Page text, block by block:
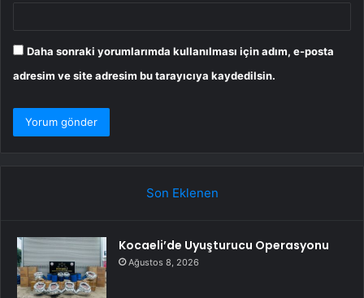
Daha sonraki yorumlarımda kullanılması için adım, e-posta
adresim ve site adresim bu tarayıcıya kaydedilsin.
Son Eklenen
Kocaeli’de Uyuşturucu Operasyonu
Ağustos 8, 2026